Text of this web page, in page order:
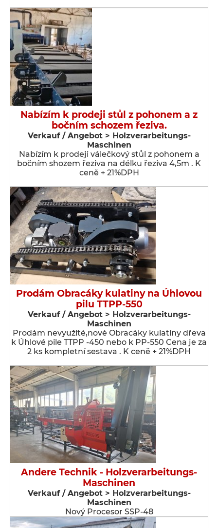
Nabízím k prodeji stůl z pohonem a z
bočním schozem řeziva.
Verkauf / Angebot > Holzverarbeitungs-
Maschinen
Nabízím k prodeji válečkový stůl z pohonem a
bočním shozem řeziva na délku řeziva 4,5m . K
ceně + 21%DPH
Prodám Obracáky kulatiny na Úhlovou
pilu TTPP-550
Verkauf / Angebot > Holzverarbeitungs-
Maschinen
Prodám nevyužité,nové Obracáky kulatiny dřeva
k Úhlové pile TTPP -450 nebo k PP-550 Cena je za
2 ks kompletní sestava . K ceně + 21%DPH
Andere Technik - Holzverarbeitungs-
Maschinen
Verkauf / Angebot > Holzverarbeitungs-
Maschinen
Nový Procesor SSP-48